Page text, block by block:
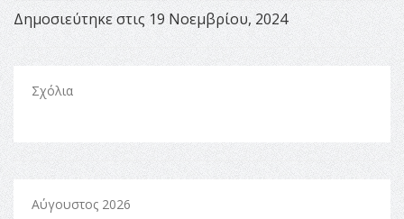
Δημοσιεύτηκε στις 19 Νοεμβρίου, 2024
Σχόλια
Αύγουστος 2026